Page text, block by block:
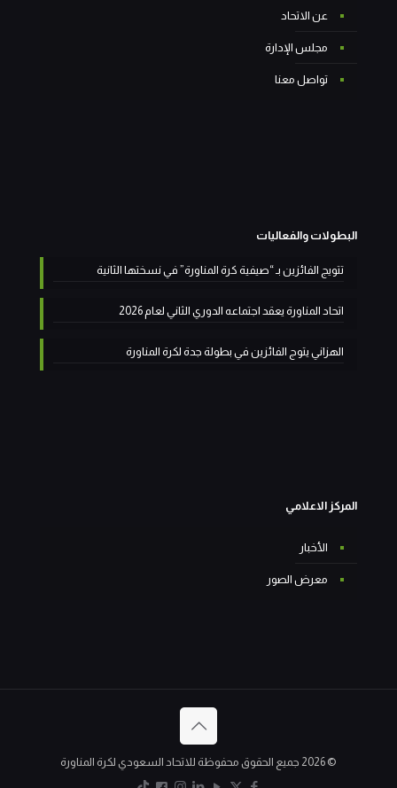
عن الاتحاد
مجلس الإدارة
تواصل معنا
البطولات والفعاليات
تتويج الفائزين بـ “صيفية كرة المناورة” في نسختها الثانية
اتحاد المناورة يعقد اجتماعه الدوري الثاني لعام 2026
الهزاني يتوج الفائزين في بطولة جدة لكرة المناورة
المركز الاعلامي
الأخبار
معرض الصور
© 2026 جميع الحقوق محفوظة للاتحاد السعودي لكرة المناورة